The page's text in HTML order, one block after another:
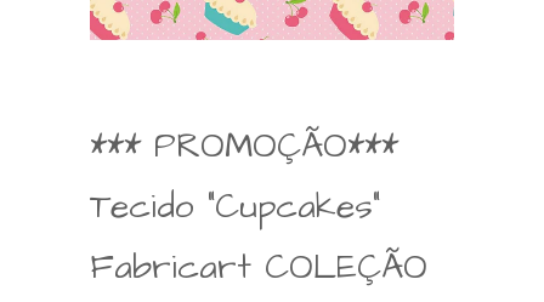
*** PROMOÇÃO***
Tecido "Cupcakes"
Fabricart COLEÇÃO